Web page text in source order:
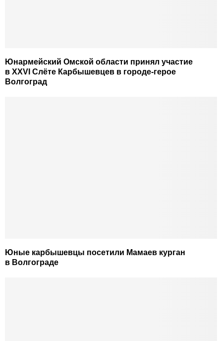
Юнармейский Омской области принял участие
в XXVI Слёте Карбышевцев в городе-герое
Волгоград
Юные карбышевцы посетили Мамаев курган
в Волгограде